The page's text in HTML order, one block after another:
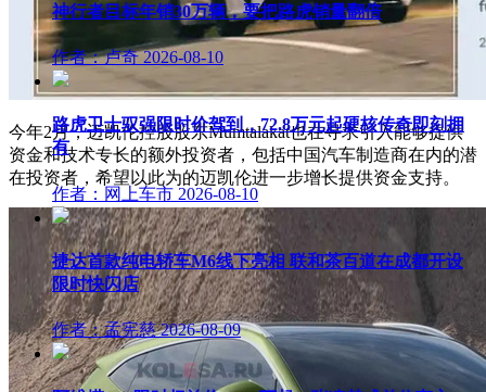
今年2月，迈凯伦控股股东Mumtalakat也在寻求引入能够提供
资金和技术专长的额外投资者，包括中国汽车制造商在内的潜
在投资者，希望以此为的迈凯伦进一步增长提供资金支持。
神行者目标年销30万辆，要把路虎销量翻倍
作者：卢奇 2026-08-10
路虎卫士驭强限时价驾到，72.8万元起硬核传奇即刻拥
有
作者：网上车市 2026-08-10
捷达首款纯电轿车M6线下亮相 联和茶百道在成都开设
限时快闪店
作者：孟宪慈 2026-08-09